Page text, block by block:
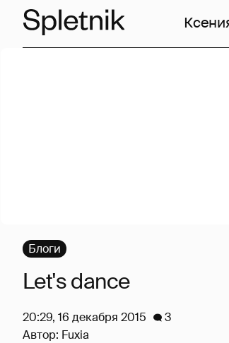
Блоги
Let's dance
20:29, 16 декабря 2015
3
Автор: Fuxia